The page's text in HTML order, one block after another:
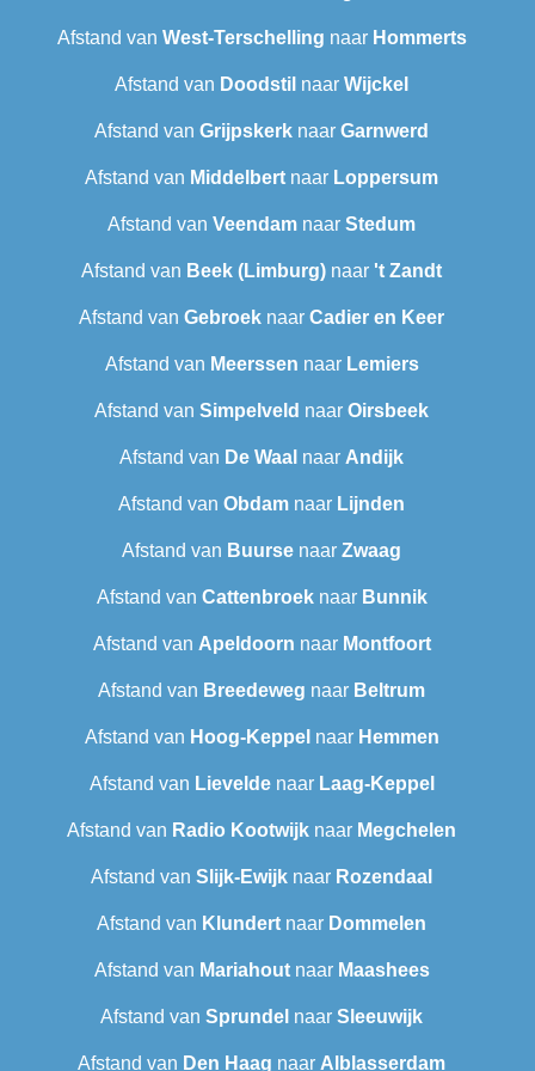
Afstand van West-Terschelling naar Hommerts
Afstand van Doodstil naar Wijckel
Afstand van Grijpskerk naar Garnwerd
Afstand van Middelbert naar Loppersum
Afstand van Veendam naar Stedum
Afstand van Beek (Limburg) naar 't Zandt
Afstand van Gebroek naar Cadier en Keer
Afstand van Meerssen naar Lemiers
Afstand van Simpelveld naar Oirsbeek
Afstand van De Waal naar Andijk
Afstand van Obdam naar Lijnden
Afstand van Buurse naar Zwaag
Afstand van Cattenbroeknaar Bunnik
Afstand van Apeldoorn naar Montfoort
Afstand van Breedeweg naar Beltrum
Afstand van Hoog-Keppel naar Hemmen
Afstand van Lieveldenaar Laag-Keppel
Afstand van Radio Kootwijk naar Megchelen
Afstand van Slijk-Ewijk naar Rozendaal
Afstand van Klundert naar Dommelen
Afstand van Mariahoutnaar Maashees
Afstand van Sprundel naar Sleeuwijk
Afstand van Den Haag naar Alblasserdam